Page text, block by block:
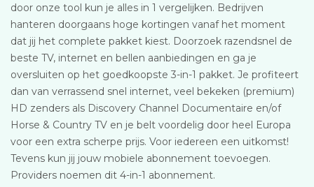
door onze tool kun je alles in 1 vergelijken. Bedrijven
hanteren doorgaans hoge kortingen vanaf het moment
dat jij het complete pakket kiest. Doorzoek razendsnel de
beste TV, internet en bellen aanbiedingen en ga je
oversluiten op het goedkoopste 3-in-1 pakket. Je profiteert
dan van verrassend snel internet, veel bekeken (premium)
HD zenders als Discovery Channel Documentaire en/of
Horse & Country TV en je belt voordelig door heel Europa
voor een extra scherpe prijs. Voor iedereen een uitkomst!
Tevens kun jij jouw mobiele abonnement toevoegen.
Providers noemen dit 4-in-1 abonnement.